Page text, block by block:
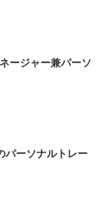
ージャー兼パーソ
パーソナルトレー